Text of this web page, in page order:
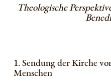
Theologische
1. Sendung der Kirche
Menschen